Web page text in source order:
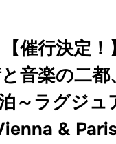
催行決定！
音楽の二都
～ラグジュ
& Paris